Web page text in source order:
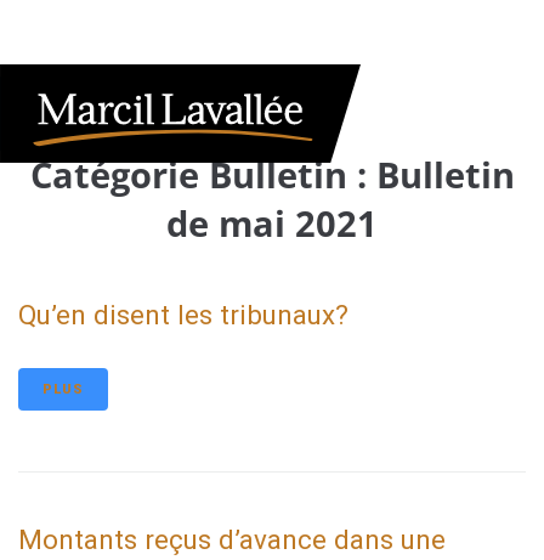
Catégorie Bulletin : Bulletin
de mai 2021
Qu’en disent les tribunaux?
PLUS
Montants reçus d’avance dans une